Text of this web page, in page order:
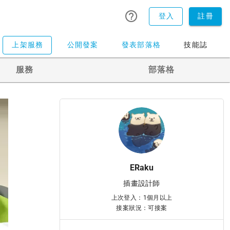
登入 註冊
上架服務 公開發案 發表部落格 技能誌
服務 部落格
ERaku
插畫設計師
上次登入：1個月以上
接案狀況：可接案